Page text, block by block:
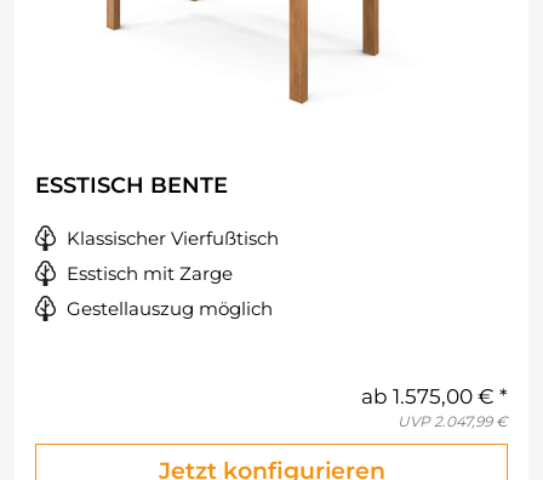
ESSTISCH BENTE
Klassischer Vierfußtisch
Esstisch mit Zarge
Gestellauszug möglich
ab 1.575,00 €
UVP 2.047,99 €
Jetzt konfigurieren